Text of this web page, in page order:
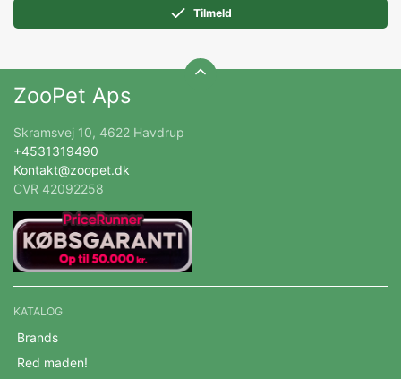
Tilmeld
ZooPet Aps
Skramsvej 10, 4622 Havdrup
+4531319490
Kontakt@zoopet.dk
CVR 42092258
KATALOG
Brands
Red maden!